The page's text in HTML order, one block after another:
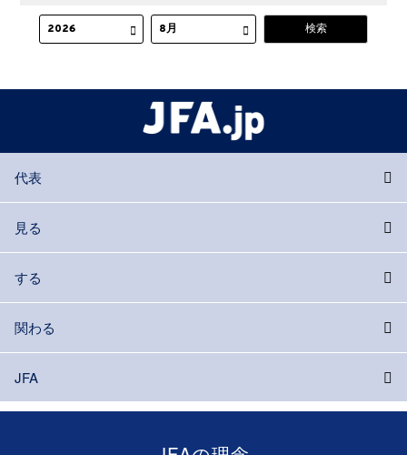
代表
見る
する
関わる
JFA